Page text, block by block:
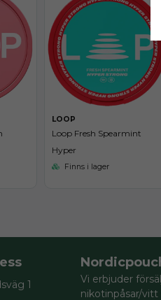
LOOP
Loop Fresh Spearmint
Hyper
Finns i lager
1
Vi erbjuder
nikotinpåsar/vitt